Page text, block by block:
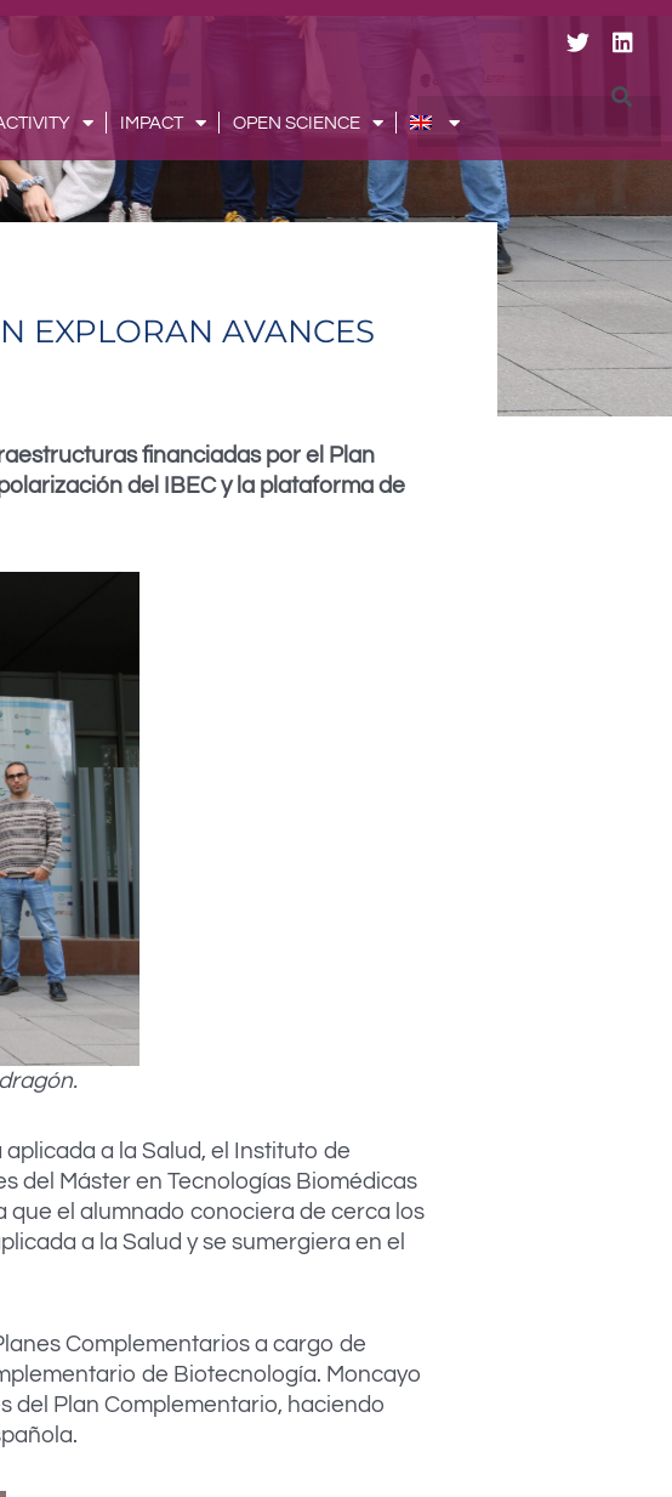
IMPACT OPEN SCIENCE
T
L
i
n
k
EXPLORAN AVANCES
financiadas por el Plan
del IBEC y la plataforma de
a la Salud, el Instituto de
del Máster en Tecnologías Biomédicas
que el alumnado conociera de cerca los
a la Salud y se sumergiera en el
Complementarios a cargo de
de Biotecnología. Moncayo
del Plan Complementario, haciendo